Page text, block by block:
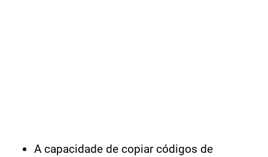
A capacidade de copiar códigos de